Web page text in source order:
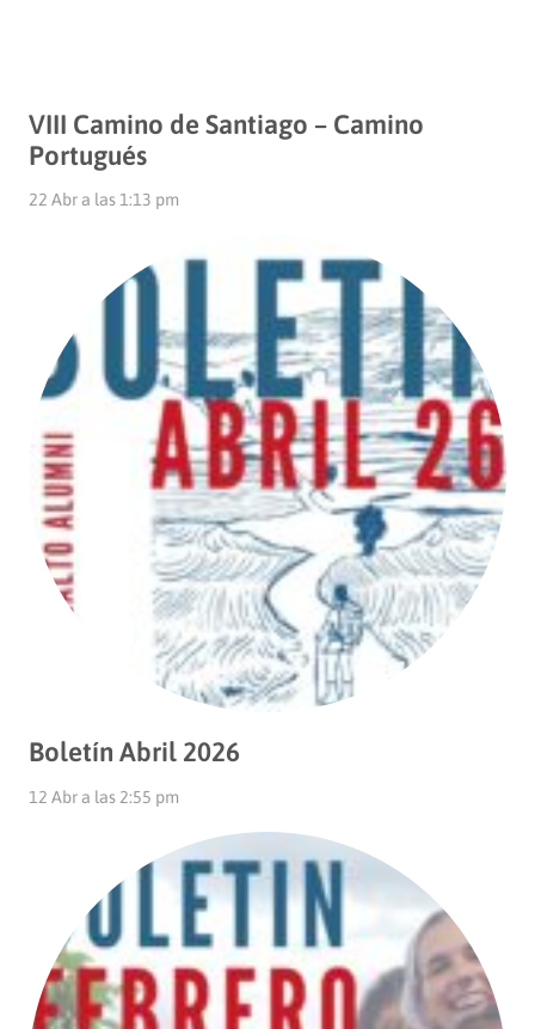
VIII Camino de Santiago – Camino
Portugués
22 Abr a las 1:13 pm
Boletín Abril 2026
12 Abr a las 2:55 pm